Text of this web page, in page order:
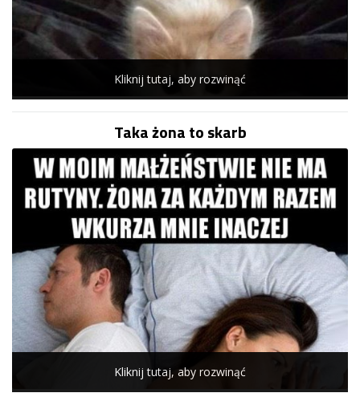
Kliknij tutaj, aby rozwinąć
Taka żona to skarb
Kliknij tutaj, aby rozwinąć